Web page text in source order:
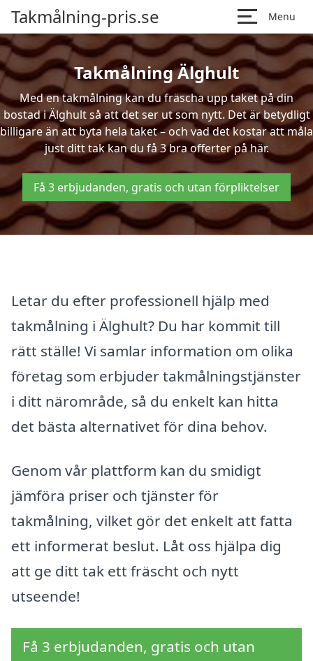
Takmålning-pris.se Menu
Takmålning Älghult
Med en takmålning kan du fräscha upp taket på din
bostad i Älghult så att det ser ut som nytt. Det är betydligt
billigare än att byta hela taket – och vad det kostar att måla
just ditt tak kan du få 3 bra offerter på här.
Få 3 erbjudanden, gratis och utan förpliktelser
Letar du efter professionell hjälp med
takmålning i Älghult? Du har kommit till
rätt ställe! Vi samlar information om olika
företag som erbjuder takmålningstjänster
i ditt närområde, så du enkelt kan hitta
det bästa alternativet för dina behov.
Genom vår plattform kan du smidigt
jämföra priser och tjänster för
takmålning, vilket gör det enkelt att fatta
ett informerat beslut. Låt oss hjälpa dig
att ge ditt tak ett fräscht och nytt
utseende!
Få 3 erbjudanden, gratis och utan